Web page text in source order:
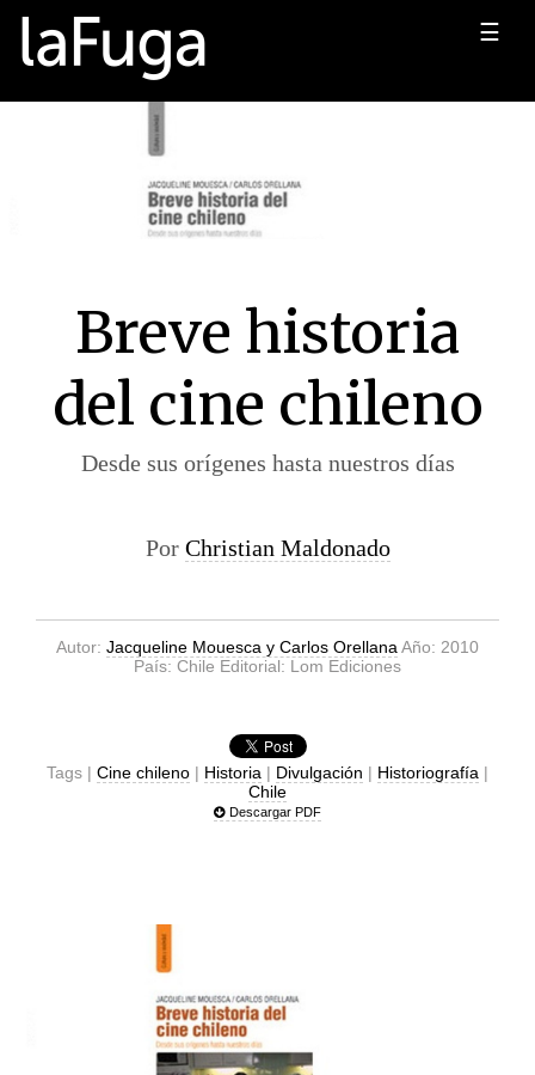
☰
Breve historia
del cine chileno
Desde sus orígenes hasta nuestros días
Por Christian Maldonado
Autor: Jacqueline Mouesca y Carlos Orellana Año: 2010
País: Chile Editorial: Lom Ediciones
Tags | Cine chileno | Historia | Divulgación | Historiografía |
Chile
Descargar PDF